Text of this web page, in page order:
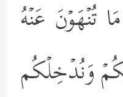
تُنۡهَوۡنَ عَنۡهُ
وَنُدۡخِلۡكُم